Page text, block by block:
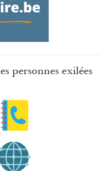
personnes exilées